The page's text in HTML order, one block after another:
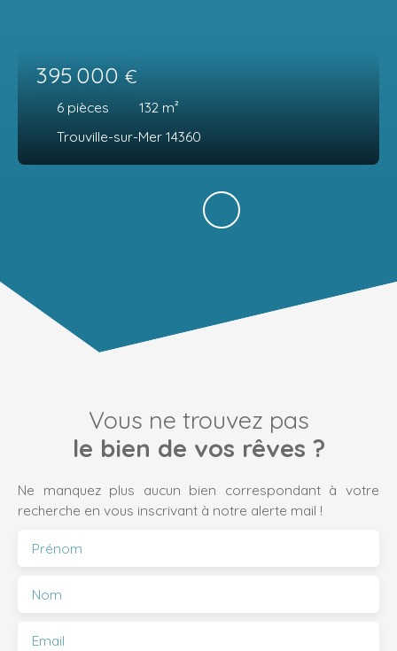
395 000 €
6 pièces 132 m²
Trouville-sur-Mer 14360
Vous ne trouvez pas
le bien de vos rêves ?
Ne manquez plus aucun bien correspondant à votre
recherche en vous inscrivant à notre alerte mail !
Prénom
Nom
Email